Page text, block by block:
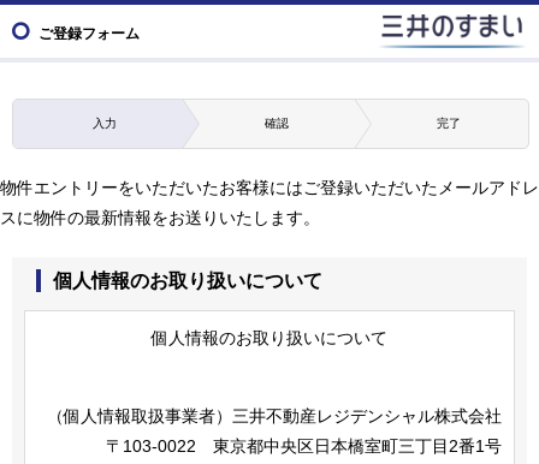
ご登録フォーム
入力 確認 完了
物件エントリーをいただいたお客様にはご登録いただいたメールアドレ
スに物件の最新情報をお送りいたします。
個人情報のお取り扱いについて
個人情報のお取り扱いについて
（個人情報取扱事業者） 三井不動産レジデンシャル株式会社
〒103-0022 東京都中央区日本橋室町三丁目2番1号